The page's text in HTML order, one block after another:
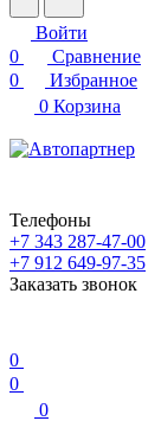
Войти
0
Сравнение
0
Избранное
0 Корзина
Телефоны
+7 343 287-47-00
+7 912 649-97-35
Заказать звонок
0
0
0